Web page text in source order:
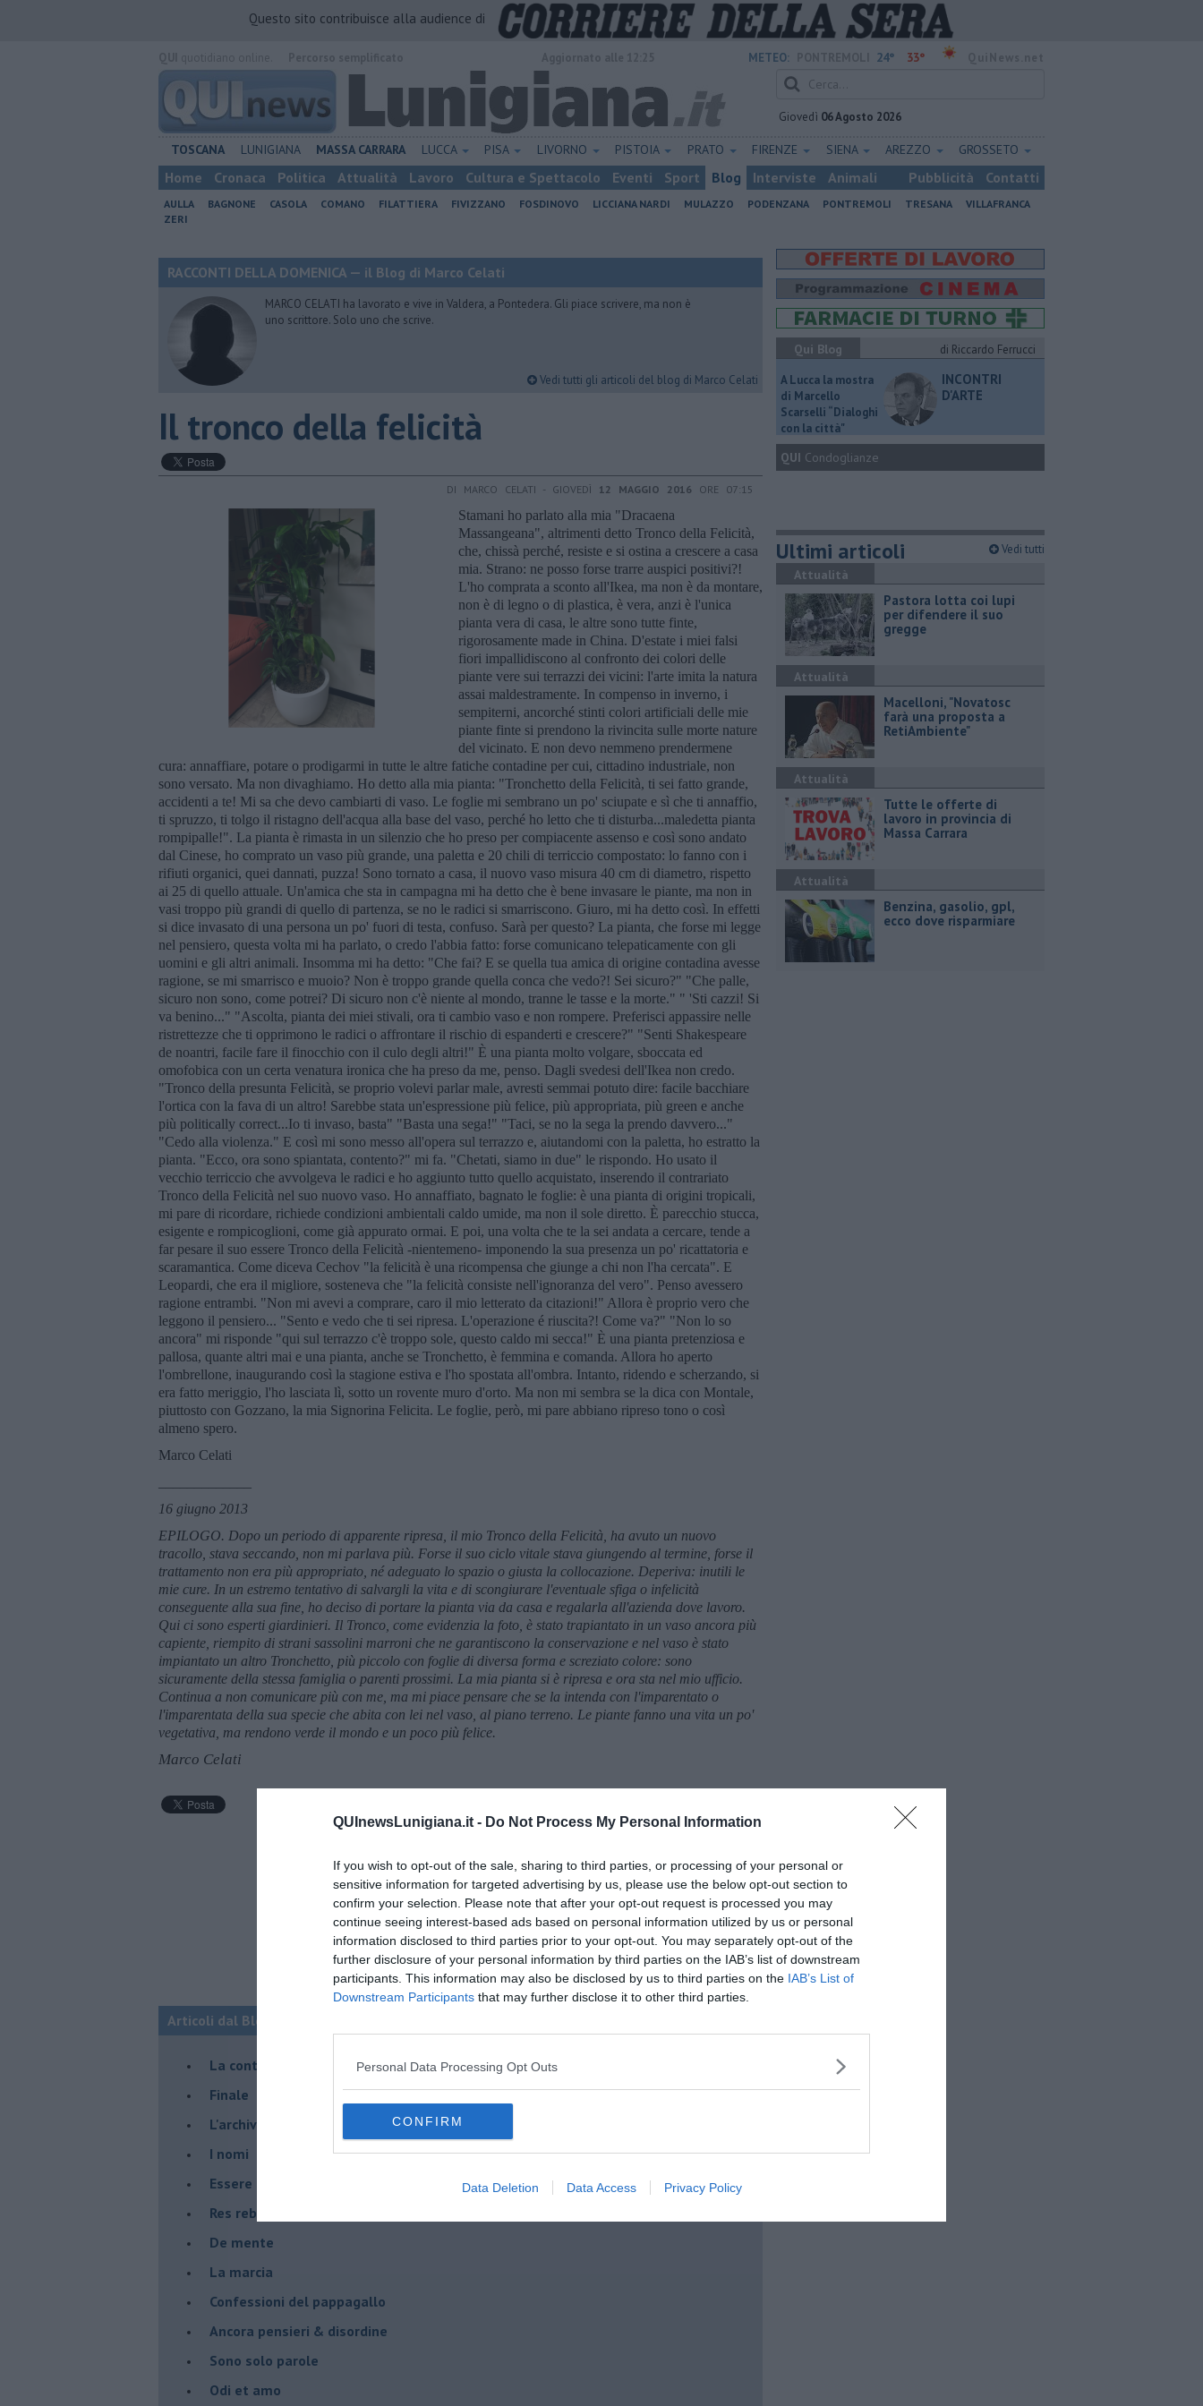
QUInewsLunigiana.it - Do Not Process My Personal Information
If you wish to opt-out of the sale, sharing to third parties, or processing of your personal or
sensitive information for targeted advertising by us, please use the below opt-out section to
confirm your selection. Please note that after your opt-out request is processed you may
continue seeing interest-based ads based on personal information utilized by us or personal
information disclosed to third parties prior to your opt-out. You may separately opt-out of the
further disclosure of your personal information by third parties on the IAB’s list of downstream
participants. This information may also be disclosed by us to third parties on the IAB’s List of
Downstream Participants that may further disclose it to other third parties.
Personal Data Processing Opt Outs
CONFIRM
Data Deletion Data Access Privacy Policy
Questo sito contribuisce alla audience di
METEO: 24° 33°
Giovedì 06 Agosto 2026
TOSCANA LUNIGIANA MASSA CARRARA LUCCA PISA LIVORNO PISTOIA PRATO FIRENZE SIENA AREZZO GROSSETO
Home Cronaca Politica Attualità Lavoro Cultura e Spettacolo Eventi Sport Blog Interviste Animali Pubblicità Contatti
AULLA BAGNONE CASOLA COMANO FILATTIERA FIVIZZANO FOSDINOVO LICCIANA NARDI MULAZZO PODENZANA PONTREMOLI TRESANA
VILLAFRANCA
ZERI
RACCONTI DELLA DOMENICA — il Blog di Marco Celati
MARCO CELATI ha lavorato e vive in Valdera, a Pontedera. Gli piace scrivere, ma non è
uno scrittore. Solo uno che scrive.
Vedi tutti gli articoli del blog di Marco Celati
Il tronco della felicità
DI MARCO CELATI - GIOVEDÌ 12 MAGGIO 2016 ORE 07:15
Stamani ho parlato alla mia "Dracaena
Massangeana", altrimenti detto Tronco della Felicità,
che, chissà perché, resiste e si ostina a crescere a casa
mia. Strano: ne posso forse trarre auspici positivi?!
L'ho comprata a sconto all'Ikea, ma non è da montare,
non è di legno o di plastica, è vera, anzi è l'unica
pianta vera di casa, le altre sono tutte finte,
rigorosamente made in China. D'estate i miei falsi
fiori impallidiscono al confronto dei colori delle
piante vere sui terrazzi dei vicini: l'arte imita la natura
assai maldestramente. In compenso in inverno, i
sempiterni, ancorché stinti colori artificiali delle mie
piante finte si prendono la rivincita sulle morte nature
del vicinato. E non devo nemmeno prendermene
cura: annaffiare, potare o prodigarmi in tutte le altre fatiche contadine per cui, cittadino industriale, non
sono versato. Ma non divaghiamo. Ho detto alla mia pianta: "Tronchetto della Felicità, ti sei fatto grande,
accidenti a te! Mi sa che devo cambiarti di vaso. Le foglie mi sembrano un po' sciupate e sì che ti annaffio,
ti spruzzo, ti tolgo il ristagno dell'acqua alla base del vaso, perché ho letto che ti disturba...maledetta pianta
rompipalle!". La pianta è rimasta in un silenzio che ho preso per compiacente assenso e così sono andato
dal Cinese, ho comprato un vaso più grande, una paletta e 20 chili di terriccio compostato: lo fanno con i
rifiuti organici, quei dannati, puzza! Sono tornato a casa, il nuovo vaso misura 40 cm di diametro, rispetto
ai 25 di quello attuale. Un'amica che sta in campagna mi ha detto che è bene invasare le piante, ma non in
vasi troppo più grandi di quello di partenza, se no le radici si smarriscono. Giuro, mi ha detto così. In effetti
si dice invasato di una persona un po' fuori di testa, confuso. Sarà per questo? La pianta, che forse mi legge
nel pensiero, questa volta mi ha parlato, o credo l'abbia fatto: forse comunicano telepaticamente con gli
uomini e gli altri animali. Insomma mi ha detto: "Che fai? E se quella tua amica di origine contadina avesse
ragione, se mi smarrisco e muoio? Non è troppo grande quella conca che vedo?! Sei sicuro?" "Che palle,
sicuro non sono, come potrei? Di sicuro non c'è niente al mondo, tranne le tasse e la morte." " 'Sti cazzi! Si
va benino..." "Ascolta, pianta dei miei stivali, ora ti cambio vaso e non rompere. Preferisci appassire nelle
ristrettezze che ti opprimono le radici o affrontare il rischio di espanderti e crescere?" "Senti Shakespeare
de noantri, facile fare il finocchio con il culo degli altri!" È una pianta molto volgare, sboccata ed
omofobica con un certa venatura ironica che ha preso da me, penso. Dagli svedesi dell'Ikea non credo.
"Tronco della presunta Felicità, se proprio volevi parlar male, avresti semmai potuto dire: facile bacchiare
l'ortica con la fava di un altro! Sarebbe stata un'espressione più felice, più appropriata, più green e anche
più politically correct...Io ti invaso, basta" "Basta una sega!" "Taci, se no la sega la prendo davvero..."
"Cedo alla violenza." E così mi sono messo all'opera sul terrazzo e, aiutandomi con la paletta, ho estratto la
pianta. "Ecco, ora sono spiantata, contento?" mi fa. "Chetati, siamo in due" le rispondo. Ho usato il
vecchio terriccio che avvolgeva le radici e ho aggiunto tutto quello acquistato, inserendo il contrariato
Tronco della Felicità nel suo nuovo vaso. Ho annaffiato, bagnato le foglie: è una pianta di origini tropicali,
mi pare di ricordare, richiede condizioni ambientali caldo umide, ma non il sole diretto. È parecchio stucca,
esigente e rompicoglioni, come già appurato ormai. E poi, una volta che te la sei andata a cercare, tende a
far pesare il suo essere Tronco della Felicità -nientemeno- imponendo la sua presenza un po' ricattatoria e
scaramantica. Come diceva Cechov "la felicità è una ricompensa che giunge a chi non l'ha cercata". E
Leopardi, che era il migliore, sosteneva che "la felicità consiste nell'ignoranza del vero". Penso avessero
ragione entrambi. "Non mi avevi a comprare, caro il mio letterato da citazioni!" Allora è proprio vero che
leggono il pensiero... "Sento e vedo che ti sei ripresa. L'operazione é riuscita?! Come va?" "Non lo so
ancora" mi risponde "qui sul terrazzo c'è troppo sole, questo caldo mi secca!" È una pianta pretenziosa e
pallosa, quante altri mai e una pianta, anche se Tronchetto, è femmina e comanda. Allora ho aperto
l'ombrellone, inaugurando così la stagione estiva e l'ho spostata all'ombra. Intanto, ridendo e scherzando, si
era fatto meriggio, l'ho lasciata lì, sotto un rovente muro d'orto. Ma non mi sembra se la dica con Montale,
piuttosto con Gozzano, la mia Signorina Felicita. Le foglie, però, mi pare abbiano ripreso tono o così
almeno spero.
Marco Celati
16 giugno 2013
EPILOGO. Dopo un periodo di apparente ripresa, il mio Tronco della Felicità, ha avuto un nuovo
tracollo, stava seccando, non mi parlava più. Forse il suo ciclo vitale stava giungendo al termine, forse il
trattamento non era più appropriato, né adeguato lo spazio o giusta la collocazione. Deperiva: inutili le
mie cure. In un estremo tentativo di salvargli la vita e di scongiurare l'eventuale sfiga o infelicità
conseguente alla sua fine, ho deciso di portare la pianta via da casa e regalarla all'azienda dove lavoro.
Qui ci sono esperti giardinieri. Il Tronco, come evidenzia la foto, è stato trapiantato in un vaso ancora più
capiente, riempito di strani sassolini marroni che ne garantiscono la conservazione e nel vaso è stato
impiantato un altro Tronchetto, più piccolo con foglie di diversa forma e screziato colore: sono
sicuramente della stessa famiglia o parenti prossimi. La mia pianta si è ripresa e ora sta nel mio ufficio.
Continua a non comunicare più con me, ma mi piace pensare che se la intenda con l'imparentato o
l'imparentata della sua specie che abita con lei nel vaso, al piano terreno. Le piante fanno una vita un po'
vegetativa, ma rendono verde il mondo e un poco più felice.
Marco Celati
Articoli dal Blog “Racconti della domenica” di Marco Celati
La controversia degli azzimi
Finale
L'archivio
I nomi
Essere
Res rebus
De mente
La marcia
Confessioni del pappagallo
Ancora pensieri & disordine
Sono solo parole
Odi et amo
Qui Blog
di Riccardo Ferrucci
A Lucca la mostra
di Marcello
Scarselli “Dialoghi
con la città"
INCONTRI
D'ARTE
QUI Condoglianze
Ultimi articoli Vedi tutti
Attualità
Pastora lotta coi lupi
per difendere il suo
gregge
Attualità
Macelloni, "Novatosc
farà una proposta a
RetiAmbiente"
Attualità
​Tutte le offerte di
lavoro in provincia di
Massa Carrara
Attualità
​Benzina, gasolio, gpl,
ecco dove risparmiare